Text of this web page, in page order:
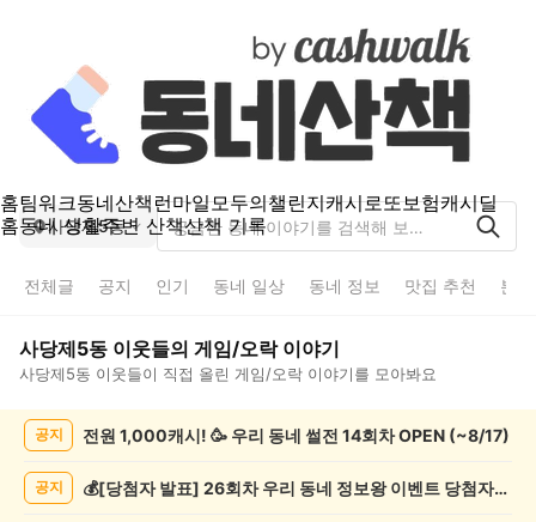
홈팀워크동네산책 런마일모두의챌린지캐시로또보험캐시딜
홈동네 생활주변 산책산책 기록
사당제5동
전체글 공지 인기 동네 일상 동네 정보 맛집 추천 분
사당제5동 이웃들의 게임/오락이야기
사당제5동 이웃들이 직접 올린 게임/오락 이야기를 모아봐요
공지 전원 1,000캐시! 🥳 우리 동네 썰전 14회차 OPEN (~8/17)
공지 💰[당첨자 발표] 26회차 우리 동네 정보왕 이벤트 당첨자를 발표합니다!